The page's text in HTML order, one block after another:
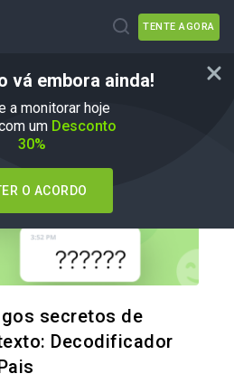
TENTE AGORA
vá embora ainda!
a monitorar hoje
um Desconto
30%
O ACORDO
para os pais
secretos de
Decodificador